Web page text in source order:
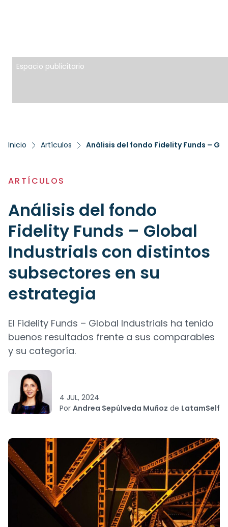
Espacio publicitario
Inicio Artículos
ARTÍCULOS
Análisis del fondo
Fidelity Funds – Global
Industrials con distintos
subsectores en su
estrategia
El Fidelity Funds – Global Industrials ha tenido
buenos resultados frente a sus comparables
y su categoría.
4 JUL, 2024
Por Andrea Sepúlveda Muñoz de LatamSelf